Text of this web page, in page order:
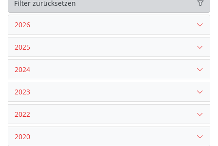
Filter zurücksetzen
2026
2025
2024
2023
2022
2020